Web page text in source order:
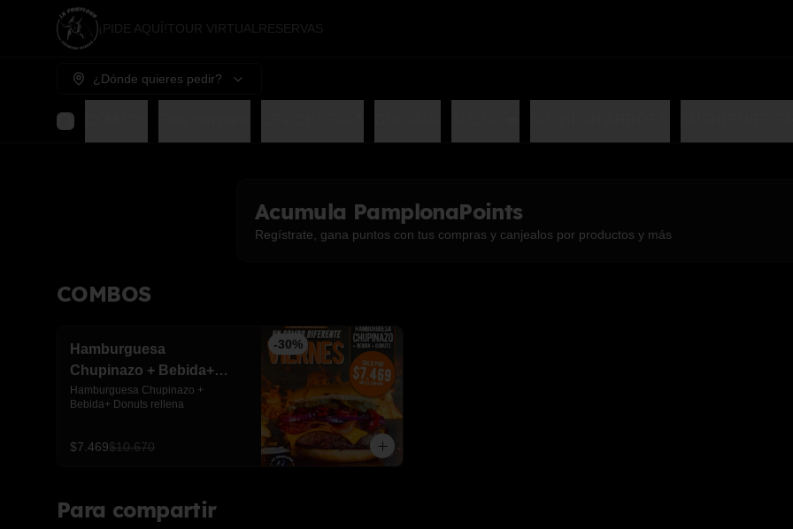
¡PIDE AQUÍ! TOUR VIRTUAL RESERVAS
¿Dónde quieres pedir?
Acumula PamplonaPoints
Regístrate, gana puntos con tus compras y canjealos por productos y más
COMBOS
-30%
Hamburguesa
Chupinazo + Bebida+
Donuts rellena
Hamburguesa Chupinazo +
Bebida+ Donuts rellena
$7.469$10.670
Para compartir